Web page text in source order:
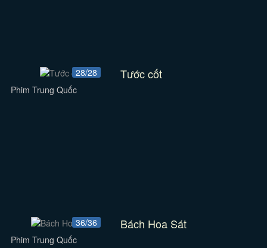
28/28 Tước cốt
Phim Trung Quốc
36/36 Bách Hoa Sát
Phim Trung Quốc